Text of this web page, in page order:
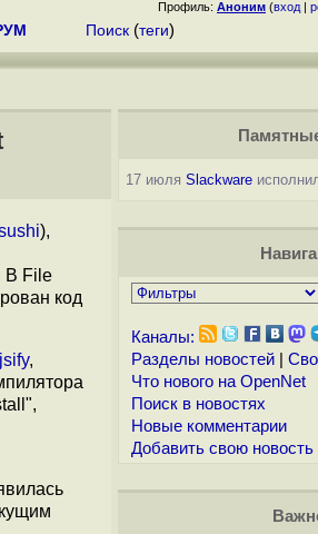
Профиль: Аноним (вход |
Поиск (теги)
),
В File
код
,
17 июля Slackware
Каналы:
Разделы новостей|
Что нового на OpenNet
Поиск в новостях
Новые комментарии
Добавить свою новость